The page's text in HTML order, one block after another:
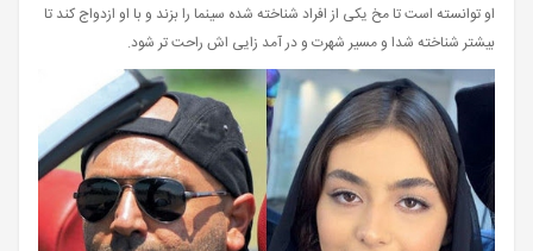
او توانسته است تا مخ یکی از افراد شناخته شده سینما را بزند و با او ازدواج کند تا
بیشتر شناخته شدا و مسیر شهرت و در آمد زایی اش راحت تر شود.